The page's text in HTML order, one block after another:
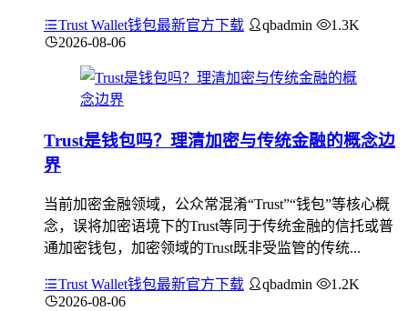
Trust Wallet钱包最新官方下载 qbadmin
1.3K
2026-08-06
Trust是钱包吗？理清加密与传统金融的概念边
界
当前加密金融领域，公众常混淆“Trust”“钱包”等核心概
念，误将加密语境下的Trust等同于传统金融的信托或普
通加密钱包，加密领域的Trust既非受监管的传统...
Trust Wallet钱包最新官方下载 qbadmin
1.2K
2026-08-06